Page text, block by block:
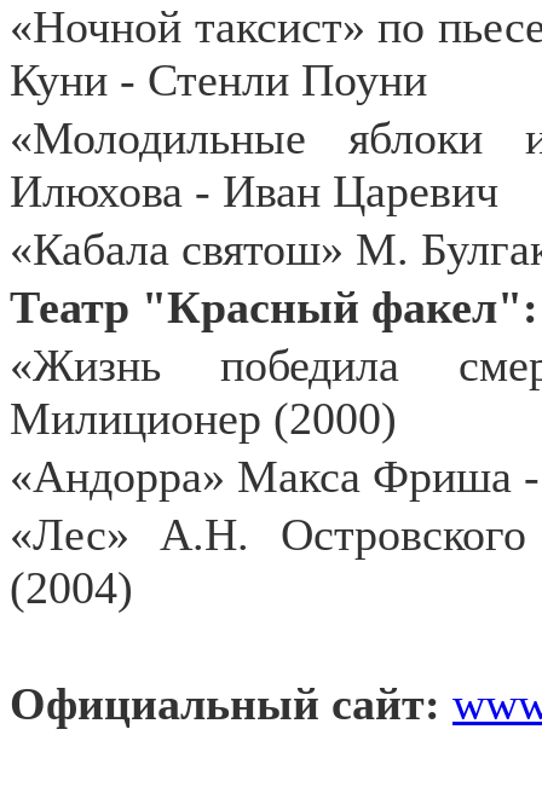
«Ночной таксист» по
Куни - Стенли Поуни
«Молодильные яблоки
Илюхова - Иван Царевич
«Кабала святош» М.
Театр "Красный факел":
«Жизнь победила
Милиционер (2000)
«Андорра» Макса Фриша
«Лес» А.Н.
(2004)
Официальный сайт: